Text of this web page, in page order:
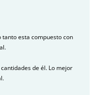
tanto esta compuesto con
de él. Lo mejor